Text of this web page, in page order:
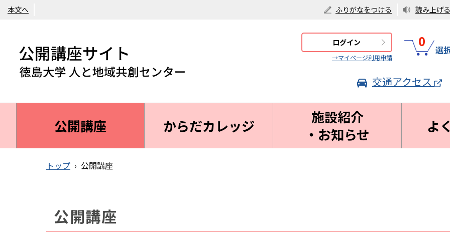
本文へ ふりがなをつける 読み上げる
ログイン
→マイページ利用申請
0 選
交通アクセス
公開講座 からだカレッジ
施設紹介
・お知らせ
よ
トップ › 公開講座
公開講座